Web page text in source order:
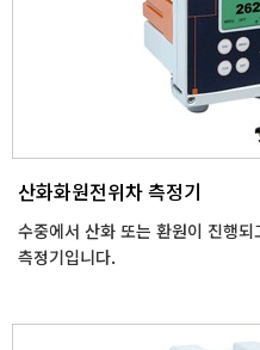
산화화원전위차 측정기
수중에서 산화 또는 환원이 진행
측정기입니다.